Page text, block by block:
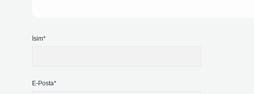
İsim*
E-Posta*